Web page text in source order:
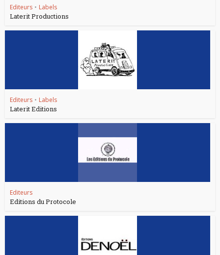
Editeurs • Labels
Laterit Productions
Editeurs • Labels
Laterit Editions
Editeurs
Editions du Protocole